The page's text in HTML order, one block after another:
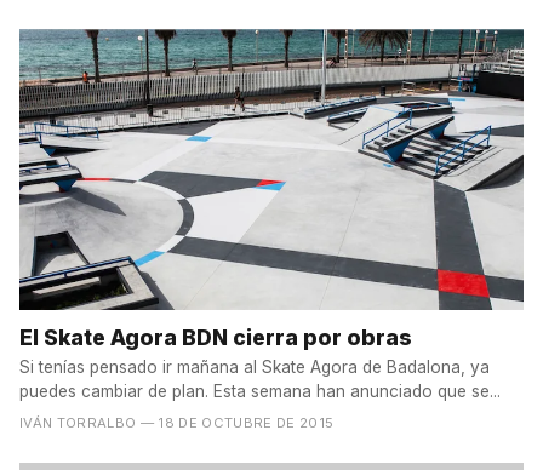
El Skate Agora BDN cierra por obras
Si tenías pensado ir mañana al Skate Agora de Badalona, ya
puedes cambiar de plan. Esta semana han anunciado que se...
IVÁN TORRALBO — 18 DE OCTUBRE DE 2015